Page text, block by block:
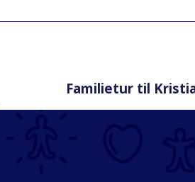
Familietur til